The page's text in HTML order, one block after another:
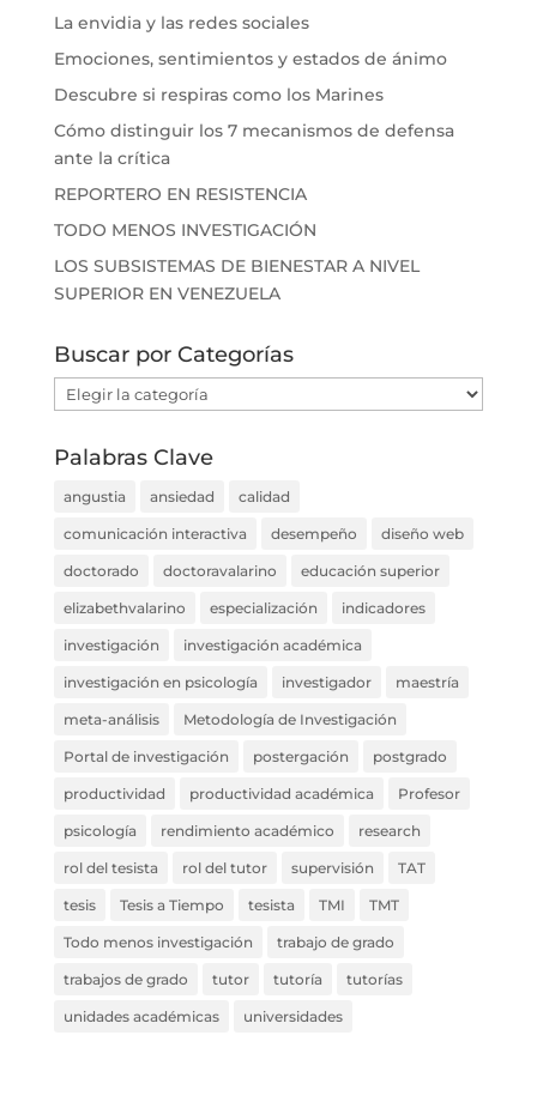
La envidia y las redes sociales
Emociones, sentimientos y estados de ánimo
Descubre si respiras como los Marines
Cómo distinguir los 7 mecanismos de defensa
ante la crítica
REPORTERO EN RESISTENCIA
TODO MENOS INVESTIGACIÓN
LOS SUBSISTEMAS DE BIENESTAR A NIVEL
SUPERIOR EN VENEZUELA
Buscar por Categorías
Buscar
por
Categorías
Palabras Clave
angustia ansiedad calidad
comunicación interactiva desempeño diseño web
doctorado doctoravalarino educación superior
elizabethvalarino especialización indicadores
investigación investigación académica
investigación en psicología investigador maestría
meta-análisis Metodología de Investigación
Portal de investigación postergación postgrado
productividad productividad académica Profesor
psicología rendimiento académico research
rol del tesista rol del tutor supervisión TAT
tesis Tesis a Tiempo tesista TMI TMT
Todo menos investigación trabajo de grado
trabajos de grado tutor tutoría tutorías
unidades académicas universidades